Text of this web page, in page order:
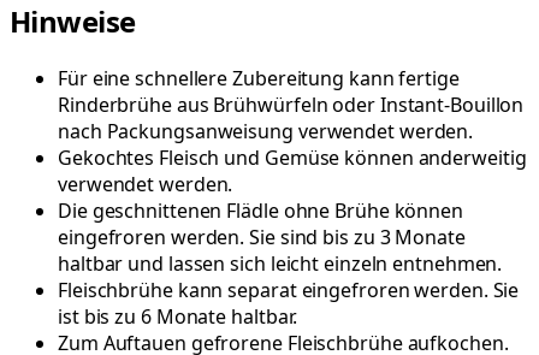
Hinweise
Für eine schnellere Zubereitung kann fertige
Rinderbrühe aus Brühwürfeln oder Instant-Bouillon
nach Packungsanweisung verwendet werden.
Gekochtes Fleisch und Gemüse können anderweitig
verwendet werden.
Die geschnittenen Flädle ohne Brühe können
eingefroren werden. Sie sind bis zu 3 Monate
haltbar und lassen sich leicht einzeln entnehmen.
Fleischbrühe kann separat eingefroren werden. Sie
ist bis zu 6 Monate haltbar.
Zum Auftauen gefrorene Fleischbrühe aufkochen.